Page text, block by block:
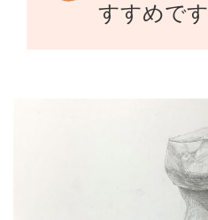
すすめです